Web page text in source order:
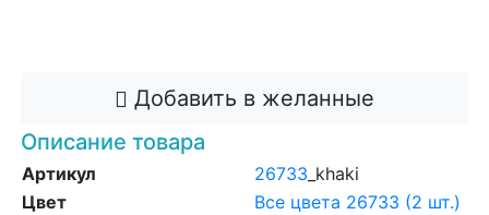
Добавить в желанные
Описание товара
Артикул 26733 _khaki
Цвет
Все цвета 26733 (2 шт.)